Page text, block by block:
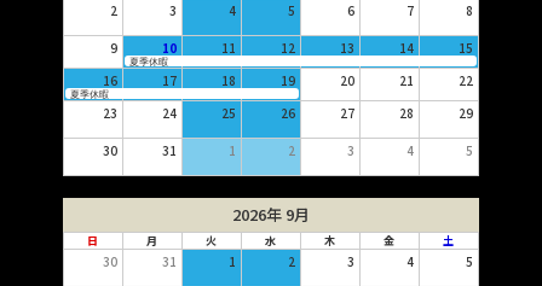
2 3 4 5 6 7 8
9 10 11 12 13 14 15
夏季休暇
16 17 18 19 20 21 22
夏季休暇
23 24 25 26 27 28 29
30 31 1 2 3 4 5
2026年 9月
日 月 火 水 木 金 土
30 31 1 2 3 4 5